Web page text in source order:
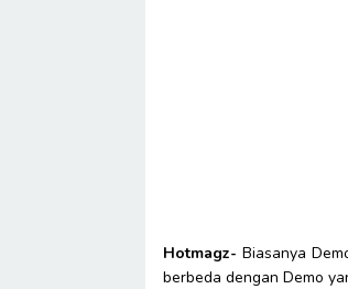
Hotmagz- Biasanya
berbeda dengan Demo